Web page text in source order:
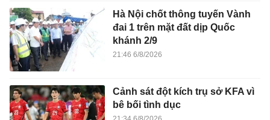
Hà Nội chốt thông tuyến Vành
đai 1 trên mặt đất dịp Quốc
khánh 2/9
21:46 6/8/2026
Cảnh sát đột kích trụ sở KFA vì
bê bối tình dục